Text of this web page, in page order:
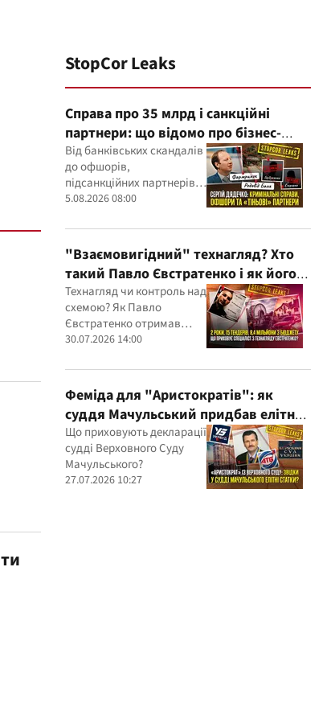
StopCor Leaks
Справа про 35 млрд і санкційні
партнери: що відомо про бізнес-
інтереси Сергія Дядечка від
"Родовід Банку" до "ФАРМАСЕЛ"
Від банківських скандалів
до офшорів,
підсанкційних партнерів і
кримінальних проваджень
Дядечка й досі
простягаються через
Україну та кілька
іноземних юрисдикцій
5.08.2026 08:00
"Взаємовигідний" технагляд? Хто
такий Павло Євстратенко і як його
ФОП отримав доступ до бюджетних
мільйонів?
Технагляд чи контроль над
схемою? Як Павло
Євстратенко отримав
мільйонні підряди
30.07.2026 14:00
Феміда для "Аристократів": як
суддя Мачульський придбав елітне
житло після вердикту на користь
забудовника?
Що приховують декларації
судді Верховного Суду
Мачульського?
27.07.2026 10:27